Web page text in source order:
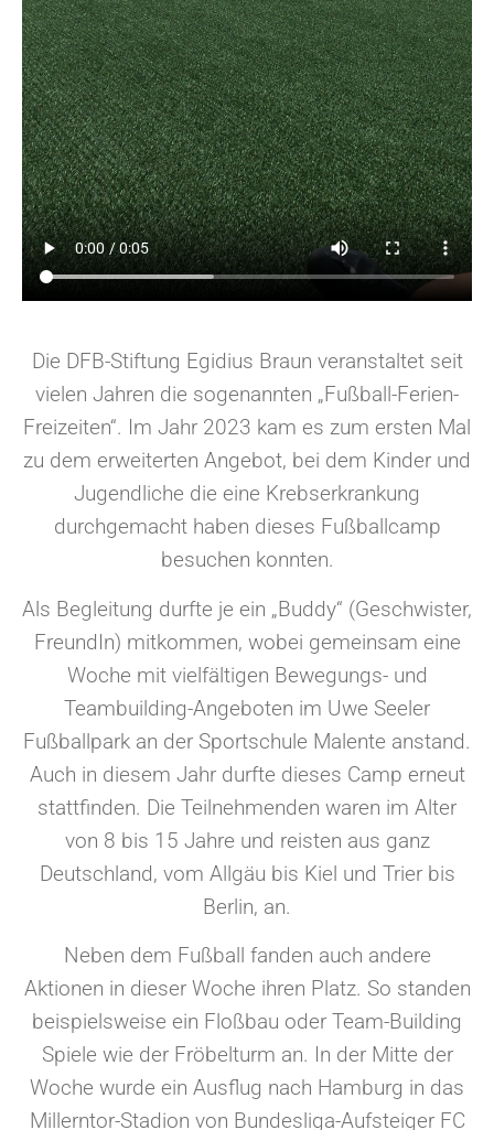
Die DFB-Stiftung Egidius Braun veranstaltet seit
vielen Jahren die sogenannten „Fußball-Ferien-
Freizeiten“. Im Jahr 2023 kam es zum ersten Mal
zu dem erweiterten Angebot, bei dem Kinder und
Jugendliche die eine Krebserkrankung
durchgemacht haben dieses Fußballcamp
besuchen konnten.
Als Begleitung durfte je ein „Buddy“ (Geschwister,
FreundIn) mitkommen, wobei gemeinsam eine
Woche mit vielfältigen Bewegungs- und
Teambuilding-Angeboten im Uwe Seeler
Fußballpark an der Sportschule Malente anstand.
Auch in diesem Jahr durfte dieses Camp erneut
stattfinden. Die Teilnehmenden waren im Alter
von 8 bis 15 Jahre und reisten aus ganz
Deutschland, vom Allgäu bis Kiel und Trier bis
Berlin, an.
Neben dem Fußball fanden auch andere
Aktionen in dieser Woche ihren Platz. So standen
beispielsweise ein Floßbau oder Team-Building
Spiele wie der Fröbelturm an. In der Mitte der
Woche wurde ein Ausflug nach Hamburg in das
Millerntor-Stadion von Bundesliga-Aufsteiger FC